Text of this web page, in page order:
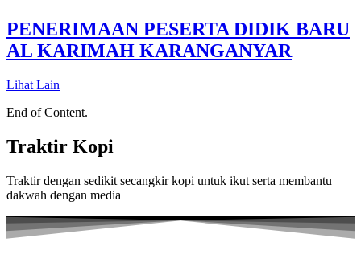
PENERIMAAN PESERTA DIDIK BARU
AL KARIMAH KARANGANYAR
Lihat Lain
End of Content.
Traktir Kopi
Traktir dengan sedikit secangkir kopi untuk ikut serta membantu
dakwah dengan media